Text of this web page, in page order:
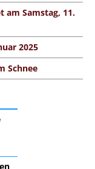
am Samstag, 11.
2025
Schnee